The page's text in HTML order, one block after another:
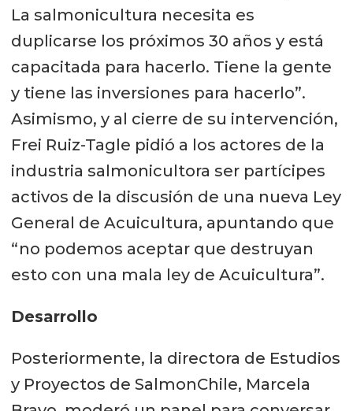
La salmonicultura necesita es
duplicarse los próximos 30 años y está
capacitada para hacerlo. Tiene la gente
y tiene las inversiones para hacerlo”.
Asimismo, y al cierre de su intervención,
Frei Ruiz-Tagle pidió a los actores de la
industria salmonicultora ser partícipes
activos de la discusión de una nueva Ley
General de Acuicultura, apuntando que
“no podemos aceptar que destruyan
esto con una mala ley de Acuicultura”.
Desarrollo
Posteriormente, la directora de Estudios
y Proyectos de SalmonChile, Marcela